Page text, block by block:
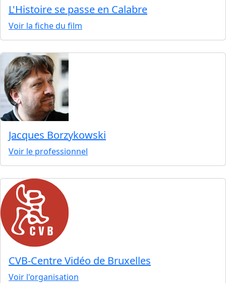
L'Histoire se passe en Calabre
Voir la fiche du film
Jacques Borzykowski
Voir le professionnel
CVB-Centre Vidéo de Bruxelles
Voir l'organisation